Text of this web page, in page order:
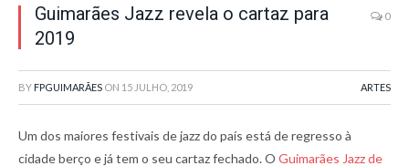
Guimarães Jazz revela o cartaz para
2019
0
BY FPGUIMARÃES ON 15 JULHO, 2019 ARTES
Um dos maiores festivais de jazz do país está de regresso à
cidade berço e já tem o seu cartaz fechado. O Guimarães Jazz de